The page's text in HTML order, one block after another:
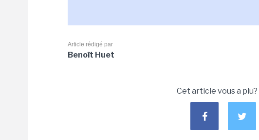
Article rédigé par
Benoît Huet
Cet article vous a plu?